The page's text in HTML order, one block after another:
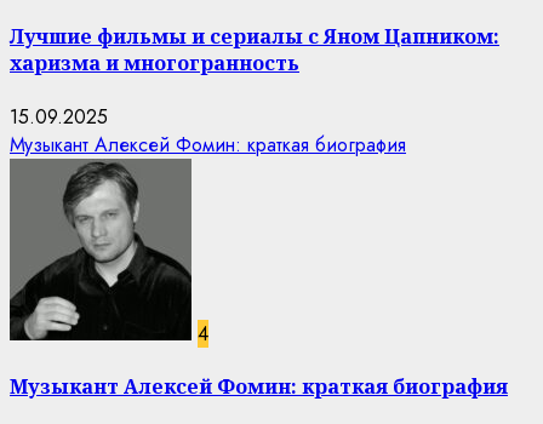
Лучшие фильмы и сериалы с Яном Цапником:
харизма и многогранность
15.09.2025
Музыкант Алексей Фомин: краткая биография
4
Музыкант Алексей Фомин: краткая биография